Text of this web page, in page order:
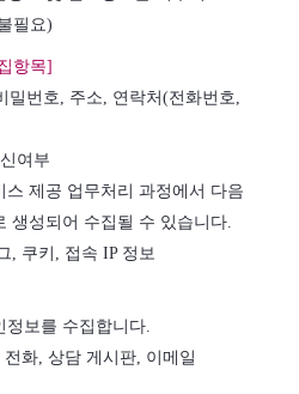
필요)
항목]
밀번호, 주소, 연락처(전화번호,
여부
제공 업무처리 과정에서 다음
생성되어 수집될 수 있습니다.
, 쿠키, 접속 IP 정보
보를 수집합니다.
화, 상담 게시판, 이메일